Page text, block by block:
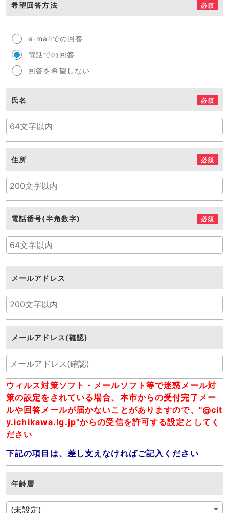
希望回答方法 必須
e-mailでの回答
電話での回答
回答を希望しない
氏名 必須
住所 必須
電話番号(半角数字) 必須
メールアドレス
メールアドレス(確認)
ウィルス対策ソフト・メールソフト等で迷惑メール対
策の設定をされている場合、本市からの受付完了メー
ルや回答メールが届かないことがありますので、"@cit
y.ichikawa.lg.jp"からの受信を許可する設定としてく
ださい
下記の項目は、差し支えなければご記入ください
年齢層